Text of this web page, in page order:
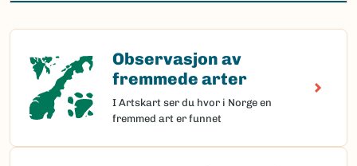
Observasjon av
fremmede arter
I Artskart ser du hvor i Norge en
fremmed art er funnet
Observasjon av fremmede arter